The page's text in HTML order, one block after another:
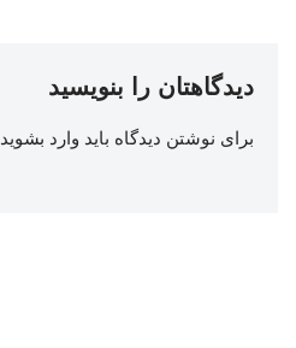
دیدگاهتان را بنویسید
برای نوشتن دیدگاه باید وارد بشوید